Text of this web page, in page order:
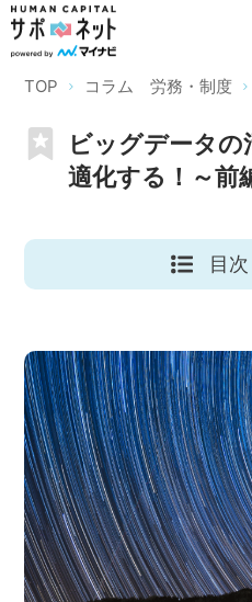
TOP コラム 労務・制度
ビッグデータの
適化する！～前
目次